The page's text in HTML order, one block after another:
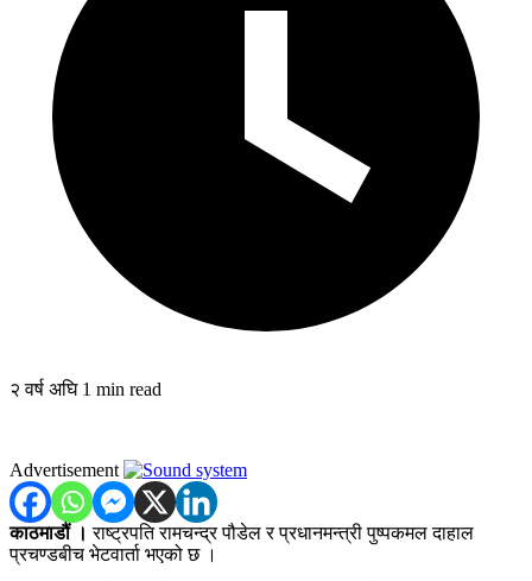
२ वर्ष अघि 1 min read
Advertisement
काठमाडौं । राष्ट्रपति रामचन्द्र पौडेल र प्रधानमन्त्री पुष्पकमल दाहाल
प्रचण्डबीच भेटवार्ता भएको छ ।